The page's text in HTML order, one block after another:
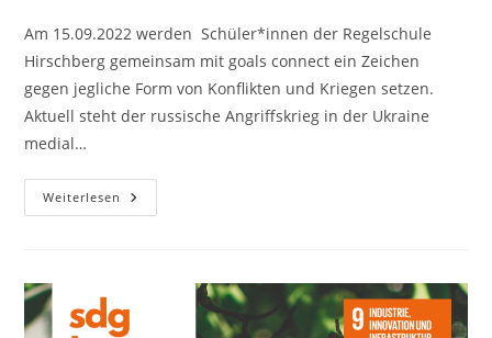
Am 15.09.2022 werden Schüler*innen der Regelschule
Hirschberg gemeinsam mit goals connect ein Zeichen
gegen jegliche Form von Konflikten und Kriegen setzen.
Aktuell steht der russische Angriffskrieg in der Ukraine
medial…
Weiterlesen Jugendliche
Setzen